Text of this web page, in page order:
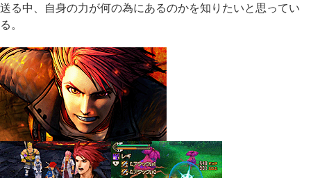
送る中、自身の力が何の為にあるのかを知りたいと思ってい
る。